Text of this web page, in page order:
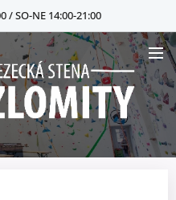
/ SO-NE 14:00-21:00